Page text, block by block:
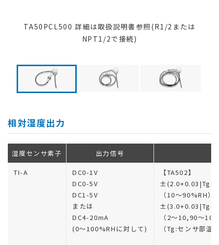
TA50PCL500 詳細は取扱説明書参照(R1/2または
NPT1/2で接続)
相対湿度出力
湿度センサ素子 出力信号
TI-A
DC0-1V
DC0-5V
DC1-5V
または
DC4-20mA
(0〜100%RHに対して)
【TA502】
（10〜90%RH）
（2〜10,90〜
（Tg:センサ部温